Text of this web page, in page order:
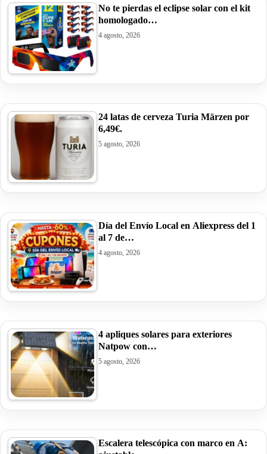
No te pierdas el eclipse solar con el kit
homologado…
4 agosto, 2026
24 latas de cerveza Turia Märzen por
6,49€.
5 agosto, 2026
Día del Envío Local en Aliexpress del 1
al 7 de…
4 agosto, 2026
4 apliques solares para exteriores
Natpow con…
5 agosto, 2026
Escalera telescópica con marco en A: